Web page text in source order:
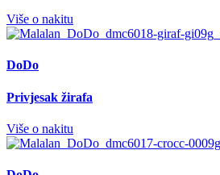
Više o nakitu
DoDo
Privjesak žirafa
Više o nakitu